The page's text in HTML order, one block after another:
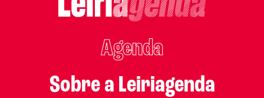
Agenda
Sobre a Leiriagenda